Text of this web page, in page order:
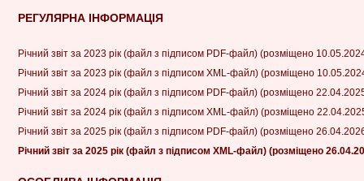
РЕГУЛЯРНА ІНФОРМАЦІЯ
Річний звіт за 2023 рік (файл з підписом PDF-файл) (розміщено
Річний звіт за 2023 рік (файл з підписом XML-файл) (розміщено
Річний звіт за 2024 рік (файл з підписом PDF-файл) (розміщено
Річний звіт за 2024 рік (файл з підписом XML-файл) (розміщено
Річний звіт за 2025 рік (файл з підписом PDF-файл) (розміщено
Річний звіт за 2025 рік (файл з підписом XML-файл) (розміщено